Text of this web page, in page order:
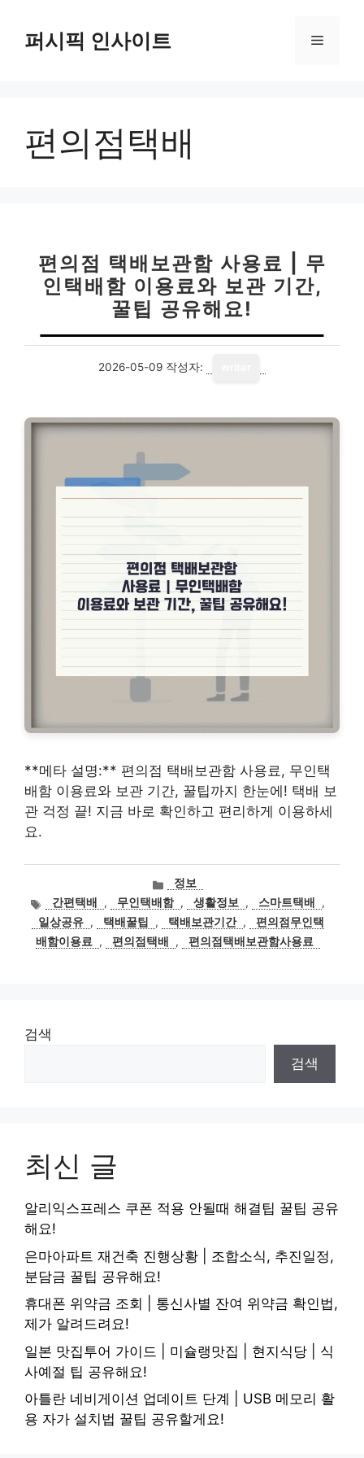
퍼시픽 인사이트 메
편의점택배
편의점 택배보관함 사용료 | 무
인택배함 이용료와 보관 기간,
꿀팁 공유해요!
2026-05-09 작성자:
**메타 설명:** 편의점 택배보관함 사용료, 무인택
배함 이용료와 보관 기간, 꿀팁까지 한눈에! 택배 보
관 걱정 끝! 지금 바로 확인하고 편리하게 이용하세
요.
카
테
고
리
정보
태
그
간편택배 , 무인택배함 , 생활정보 , 스마트택배
,
일상공유 , 택배꿀팁 , 택배보관기간 ,
편의점무인택
배함이용료
, 편의점택배 , 편의점택배보관함사용료
검색
검색
최신 글
알리익스프레스 쿠폰 적용 안될때 해결팁 꿀팁 공유
해요!
은마아파트 재건축 진행상황 | 조합소식, 추진일정,
분담금 꿀팁 공유해요!
휴대폰 위약금 조회 | 통신사별 잔여 위약금 확인법,
제가 알려드려요!
일본 맛집투어 가이드 | 미슐랭맛집 | 현지식당 | 식
사예절 팁 공유해요!
아틀란 네비게이션 업데이트 단계 | USB 메모리 활
용 자가 설치법 꿀팁 공유할게요!